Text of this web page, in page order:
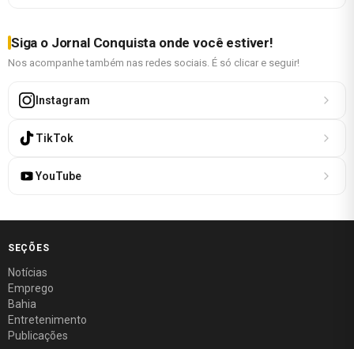
Siga o Jornal Conquista onde você estiver!
Nos acompanhe também nas redes sociais. É só clicar e seguir!
Instagram
TikTok
YouTube
SEÇÕES
Notícias
Emprego
Bahia
Entretenimento
Publicações